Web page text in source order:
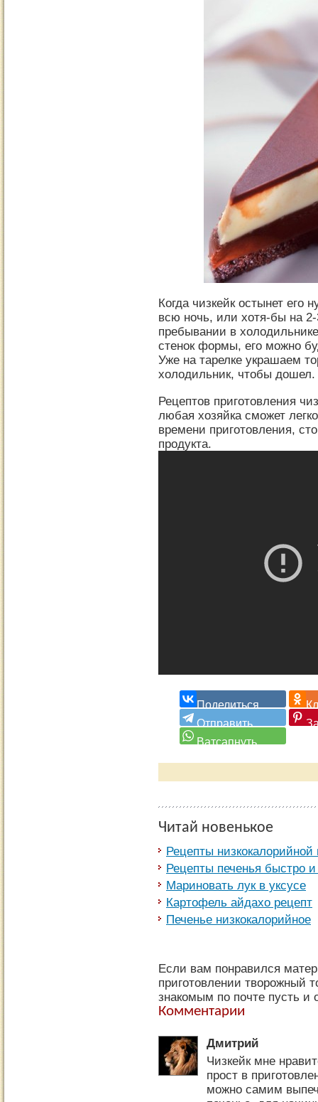
Когда чизкейк остынет его
всю ночь, или хотя-бы на
пребывании в
стенок формы, его можно
Уже на тарелке украшаем
холодильник, чтобы дошел.
Рецептов приготовления
любая хозяйка сможет
времени приготовления,
продукта.
Читай новенькое
Рецепты
Рецепты печенья быстро и
Мариновать лук в уксусе
Картофель айдахо рецепт
Печенье низкокалорийное
Если вам понравился
приготовлении творожный
знакомым по почте пусть и
Комментарии
Дмитрий
Чизкейк мне
прост в
можно самим